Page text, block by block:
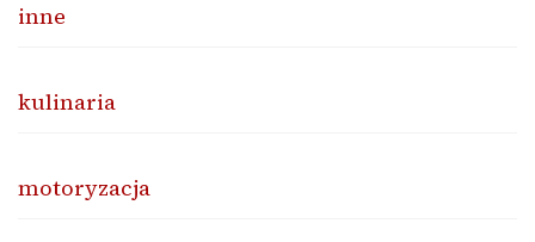
inne
kulinaria
motoryzacja